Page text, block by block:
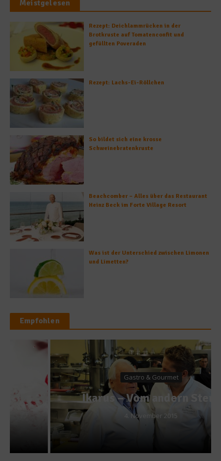
Meistgelesen
Rezept: Deichlammrücken in der
Brotkruste auf Tomatenconfit und
gefüllten Poveraden
Rezept: Lachs-Ei-Röllchen
So bildet sich eine krosse
Schweinebratenkruste
Beachcomber – Alles über das Restaurant
Heinz Beck im Forte Village Resort
Was ist der Unterschied zwischen Limonen
und Limetten?
Empfohlen
Gastro & Gourmet
Ikarus – Vom andern Stern
4. November 2015